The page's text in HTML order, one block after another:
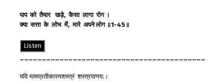
पाप को तैयार खड़े,कैसा लागा रोग ।
क्या सत्ता के लोभ में,मारे अपने लोग ॥1-45 ॥
Listen
यदि मामप्रतीकारमशस्त्रं शस्त्रपाणय:।